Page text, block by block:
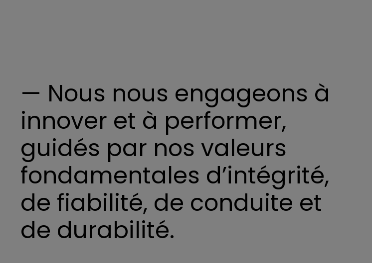
— Nous nous engageons à
innover et à performer,
guidés par nos valeurs
fondamentales d’intégrité,
de fiabilité, de conduite et
de durabilité.